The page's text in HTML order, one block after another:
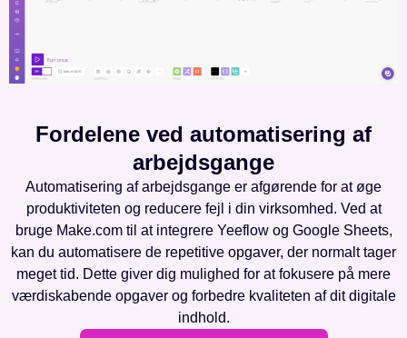
Fordelene ved automatisering af
arbejdsgange
Automatisering af arbejdsgange er afgørende for at øge
produktiviteten og reducere fejl i din virksomhed. Ved at
bruge Make.com til at integrere Yeeflow og Google Sheets,
kan du automatisere de repetitive opgaver, der normalt tager
meget tid. Dette giver dig mulighed for at fokusere på mere
værdiskabende opgaver og forbedre kvaliteten af dit digitale
indhold.